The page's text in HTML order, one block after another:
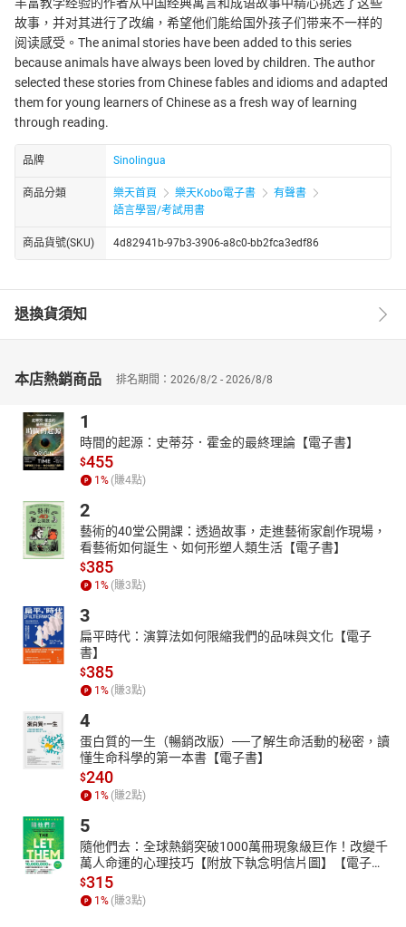
故事，并对其进行了改编，希望他们能给国外孩子们带来不一样的
阅读感受。The animal stories have been added to this series
because animals have always been loved by children. The author
selected these stories from Chinese fables and idioms and adapted
them for young learners of Chinese as a fresh way of learning
through reading.
品牌 Sinolingua
商品分類 樂天首頁 樂天Kobo電子書
有聲書
語言學習/考試用書
商品貨號(SKU) 4d82941b-97b3-3906-a8c0-bb2fca3edf86
退換貨須知
本店熱銷商品 排名期間：2026/8/2 - 2026/8/8
1
時間的起源：史蒂芬．霍金的最終理論【電子書】
$455
1% (賺4點)
2
藝術的40堂公開課：透過故事，走進藝術家創作現場，
看藝術如何誕生、如何形塑人類生活【電子書】
$385
1% (賺3點)
3
扁平時代：演算法如何限縮我們的品味與文化【電子
書】
$385
1% (賺3點)
4
蛋白質的一生（暢銷改版）──了解生命活動的秘密，讀
懂生命科學的第一本書【電子書】
$240
1% (賺2點)
5
隨他們去：全球熱銷突破1000萬冊現象級巨作！改變千
萬人命運的心理技巧【附放下執念明信片圖】【電子
書】
$315
1% (賺3點)